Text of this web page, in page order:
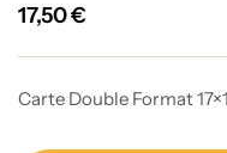
17,50€
Carte Double Format